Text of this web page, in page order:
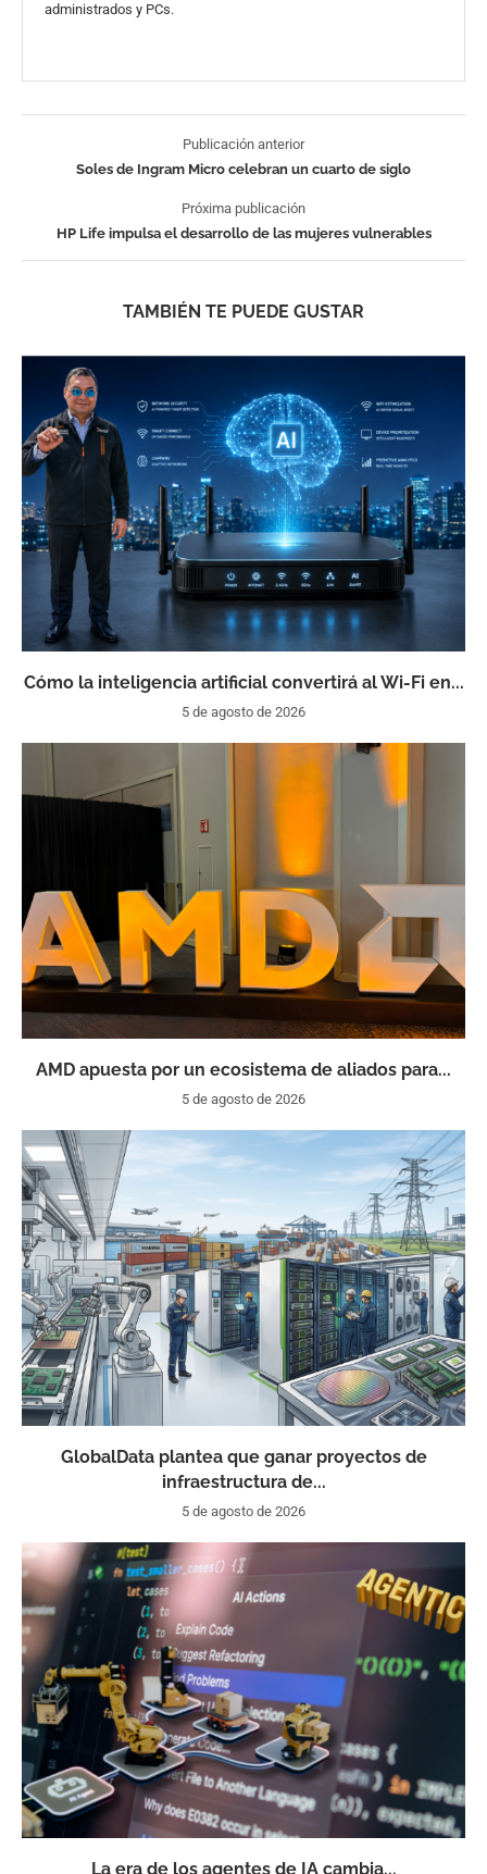
administrados y PCs.
Publicación anterior
Soles de Ingram Micro celebran un cuarto de siglo
Próxima publicación
HP Life impulsa el desarrollo de las mujeres vulnerables
TAMBIÉN TE PUEDE GUSTAR
Cómo la inteligencia artificial convertirá al Wi-Fi en...
5 de agosto de 2026
AMD apuesta por un ecosistema de aliados para...
5 de agosto de 2026
GlobalData plantea que ganar proyectos de
infraestructura de...
5 de agosto de 2026
La era de los agentes de IA cambia...